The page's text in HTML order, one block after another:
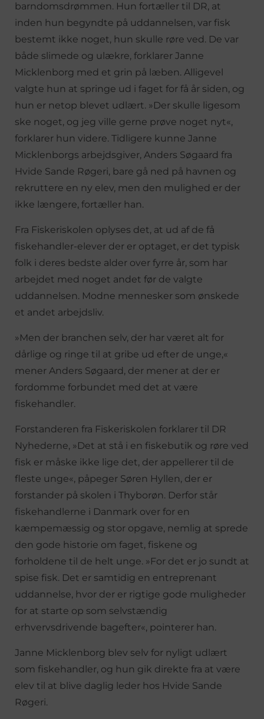
barndomsdrømmen. Hun fortæller til DR, at
inden hun begyndte på uddannelsen, var fisk
bestemt ikke noget, hun skulle røre ved. De var
både slimede og ulækre, forklarer Janne
Micklenborg med et grin på læben. Alligevel
valgte hun at springe ud i faget for få år siden, og
hun er netop blevet udlært. »Der skulle ligesom
ske noget, og jeg ville gerne prøve noget nyt«,
forklarer hun videre. Tidligere kunne Janne
Micklenborgs arbejdsgiver, Anders Søgaard fra
Hvide Sande Røgeri, bare gå ned på havnen og
rekruttere en ny elev, men den mulighed er der
ikke længere, fortæller han.
Fra Fiskeriskolen oplyses det, at ud af de få
fiskehandler-elever der er optaget, er det typisk
folk i deres bedste alder over fyrre år, som har
arbejdet med noget andet før de valgte
uddannelsen. Modne mennesker som ønskede
et andet arbejdsliv.
»Men der branchen selv, der har været alt for
dårlige og ringe til at gribe ud efter de unge,«
mener Anders Søgaard, der mener at der er
fordomme forbundet med det at være
fiskehandler.
Forstanderen fra Fiskeriskolen forklarer til DR
Nyhederne, »Det at stå i en fiskebutik og røre ved
fisk er måske ikke lige det, der appellerer til de
fleste unge«, påpeger Søren Hyllen, der er
forstander på skolen i Thyborøn. Derfor står
fiskehandlerne i Danmark over for en
kæmpemæssig og stor opgave, nemlig at sprede
den gode historie om faget, fiskene og
forholdene til de helt unge. »For det er jo sundt at
spise fisk. Det er samtidig en entreprenant
uddannelse, hvor der er rigtige gode muligheder
for at starte op som selvstændig
erhvervsdrivende bagefter«, pointerer han.
Janne Micklenborg blev selv for nyligt udlært
som fiskehandler, og hun gik direkte fra at være
elev til at blive daglig leder hos Hvide Sande
Røgeri.